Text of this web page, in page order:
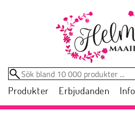
Produkter Erbjudanden Info